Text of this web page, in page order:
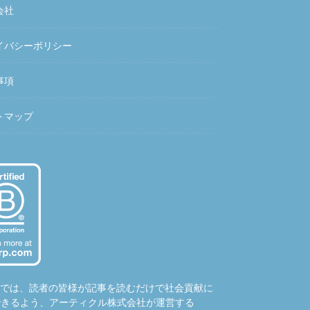
社
バシーポリシー
項
マップ
は、読者の皆様が記事を読むだけで社会貢献に
るよう、アーティクル株式会社が運営する